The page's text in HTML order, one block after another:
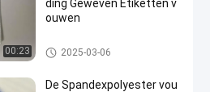
00:23
ding Geweven Etiketten v
ouwen
Geweven Kledingsetiketten
2025-03-06
De Spandexpolyester vou